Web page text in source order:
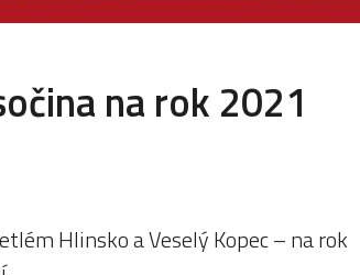
na rok 2021
Hlinsko a Veselý Kopec – na rok